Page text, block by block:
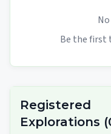
Be the first
Registered
Explorations (